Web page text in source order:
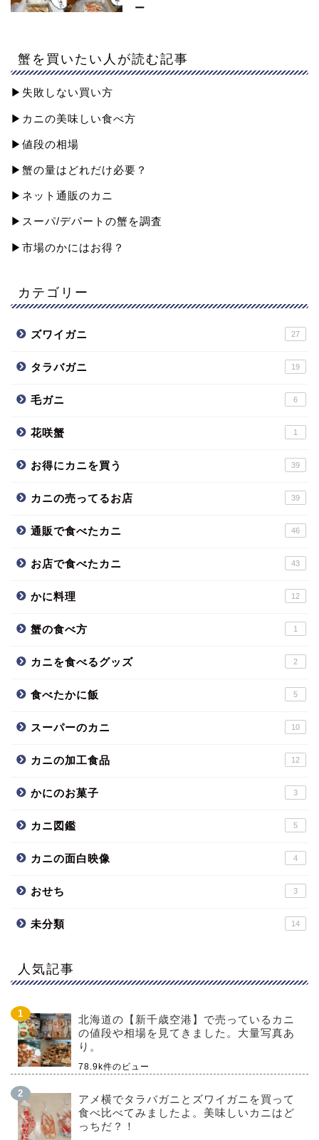
ー
蟹を買いたい人が読む記事
▶︎失敗しない買い方
▶︎カニの美味しい食べ方
▶︎値段の相場
▶︎蟹の量はどれだけ必要？
▶︎ネット通販のカニ
▶︎スーパ/デパートの蟹を調査
▶︎市場のかにはお得？
カテゴリー
ズワイガニ 27
タラバガニ 19
毛ガニ 6
花咲蟹 1
お得にカニを買う 39
カニの売ってるお店 39
通販で食べたカニ 46
お店で食べたカニ 43
かに料理 12
蟹の食べ方 1
カニを食べるグッズ 2
食べたかに飯 5
スーパーのカニ 10
カニの加工食品 12
かにのお菓子 3
カニ図鑑 5
カニの面白映像 4
おせち 3
未分類 14
人気記事
北海道の【新千歳空港】で売っているカニ
の値段や相場を見てきました。大量写真あ
り。
78.9k件のビュー
アメ横でタラバガニとズワイガニを買って
食べ比べてみましたよ。美味しいカニはど
っちだ？！